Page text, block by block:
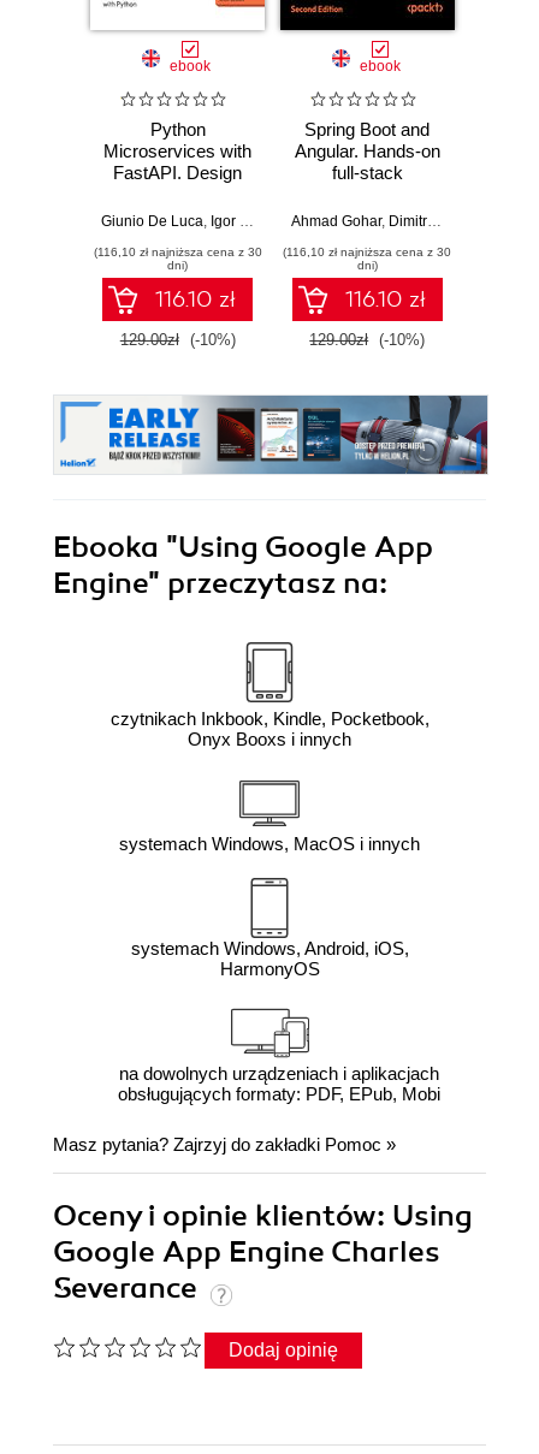
ebook
Python
Microservices with
FastAPI. Design
AI-enabled
Python
Giunio De Luca, Igor Benav
(116,10 zł najniższa cena z 30
dni)
116.10 zł
129.00zł (-10%)
ebook
Spring Boot and
Angular. Hands-on
full-stack
Java, Spring,
TypeScript -
Second Edition
Ahmad Gohar, Dimitrios Kyriakakis
(116,10 zł najniższa cena z 30
dni)
116.10 zł
129.00zł (-10%)
Ebooka "Using Google App
Engine" przeczytasz na:
czytnikach Inkbook, Kindle, Pocketbook,
Onyx Booxs i innych
systemach Windows, MacOS i innych
systemach Windows, Android, iOS,
HarmonyOS
na dowolnych urządzeniach i aplikacjach
obsługujących formaty: PDF, EPub, Mobi
Masz pytania? Zajrzyj do zakładki Pomoc »
Oceny i opinie klientów: Using
Google App Engine Charles
Severance
Dodaj opinię